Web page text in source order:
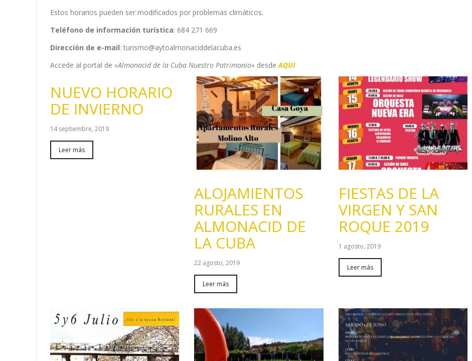
Estos horarios pueden ser modificados por problemas climáticos.
Teléfono de información turística: 684 271 669
Dirección de e-mail: turismo@aytoalmonaciddelacuba.es
Accede al portal de «Almonacid de la Cuba Nuestro Patrimonio» desdeAQUI
NUEVO HORARIO
DE INVIERNO
14 septiembre, 2019
Leer más
ALOJAMIENTOS
RURALES EN
ALMONACID DE
LA CUBA
22 agosto, 2019
Leer más
FIESTAS DE LA
VIRGEN Y SAN
ROQUE 2019
1 agosto, 2019
Leer más